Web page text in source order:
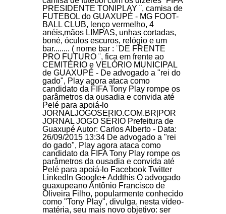
PRESIDENTE TONIPLAY ¨, camisa de
FUTEBOL do GUAXUPÉ - MG FOOT-
BALL CLUB, lenço vermelho, 4
anéis,mãos LIMPAS, unhas cortadas,
boné, óculos escuros, relógio e um
bar........ ( nome bar : ¨DE FRENTE
PRO FUTURO ¨, fica em frente ao
CEMITÉRIO e VELÓRIO MUNICIPAL
de GUAXUPÉ - De advogado a "rei do
gado", Play agora ataca como
candidato da FIFA Tony Play rompe os
parâmetros da ousadia e convida até
Pelé para apoiá-lo
JORNALJOGOSERIO.COM.BR|POR
JORNAL JOGO SÉRIO Prefeitura de
Guaxupé Autor: Carlos Alberto - Data:
26/09/2015 13:34 De advogado a "rei
do gado", Play agora ataca como
candidato da FIFA Tony Play rompe os
parâmetros da ousadia e convida até
Pelé para apoiá-lo Facebook Twitter
LinkedIn Google+ Addthis O advogado
guaxupeano Antônio Francisco de
Oliveira Filho, popularmente conhecido
como "Tony Play", divulga, nesta vídeo-
matéria, seu mais novo objetivo: ser